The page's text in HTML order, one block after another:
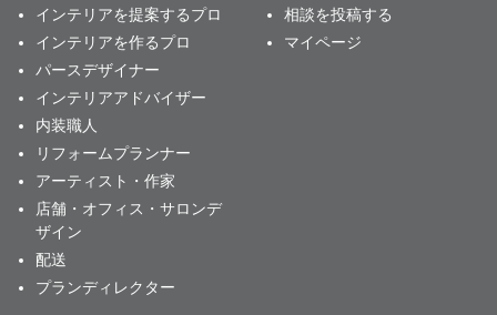
インテリアを提案するプロ
インテリアを作るプロ
パースデザイナー
インテリアアドバイザー
内装職人
リフォームプランナー
アーティスト・作家
店舗・オフィス・サロンデ
ザイン
配送
プランディレクター
相談を投稿する
マイページ